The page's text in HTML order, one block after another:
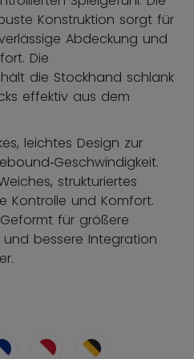
Konstruktion sorgt für
Abdeckung und
Die
hält die Stockhand schlank
effektiv aus dem
leichtes Design zur
strukturiertes
Kontrolle und Komfort.
Geformt für größere
bessere Integration